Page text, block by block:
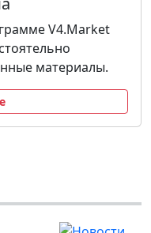
V4.Market
материалы.